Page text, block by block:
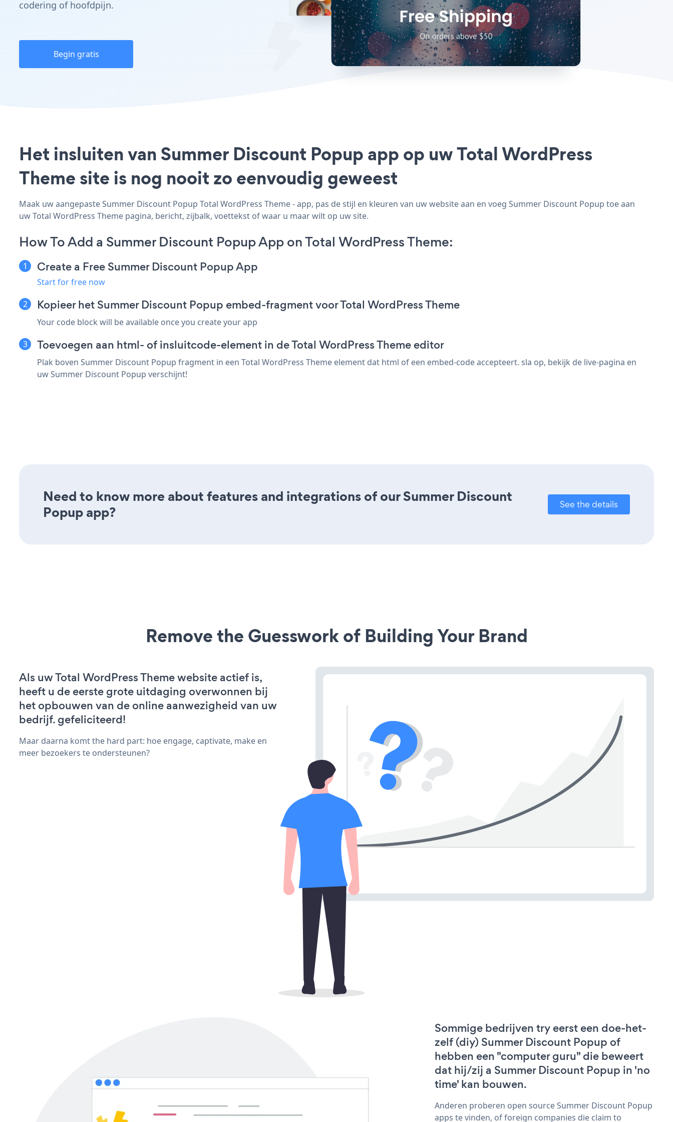
codering of hoofdpijn.
Begin gratis
Het insluiten van Summer Discount Popup app op uw Total WordPress
Theme site is nog nooit zo eenvoudig geweest
Maak uw aangepaste Summer Discount Popup Total WordPress Theme - app, pas de stijl en kleuren van uw website aan en voeg Summer Discount Popup toe aan
uw Total WordPress Theme pagina, bericht, zijbalk, voettekst of waar u maar wilt op uw site.
How To Add a Summer Discount Popup App on Total WordPress Theme:
Create a Free Summer Discount Popup App
Start for free now
Kopieer het Summer Discount Popup embed-fragment voor Total WordPress Theme
Your code block will be available once you create your app
Toevoegen aan html- of insluitcode-element in de Total WordPress Theme editor
Plak boven Summer Discount Popup fragment in een Total WordPress Theme element dat html of een embed-code accepteert. sla op, bekijk de live-pagina en
uw Summer Discount Popup verschijnt!
Need to know more about features and integrations of our Summer Discount
Popup app?
See the details
Remove the Guesswork of Building Your Brand
Als uw Total WordPress Theme website actief is,
heeft u de eerste grote uitdaging overwonnen bij
het opbouwen van de online aanwezigheid van uw
bedrijf. gefeliciteerd!
Maar daarna komt the hard part: hoe engage, captivate, make en
meer bezoekers te ondersteunen?
Sommige bedrijven try eerst een doe-het-
zelf (diy) Summer Discount Popup of
hebben een "computer guru" die beweert
dat hij/zij a Summer Discount Popup in 'no
time' kan bouwen.
Anderen proberen open source Summer Discount Popup
apps te vinden, of foreign companies die claim to